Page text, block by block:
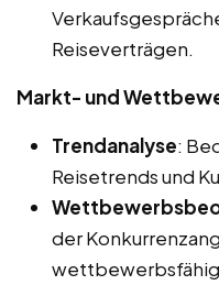
Reiseverträgen.
Markt- und
Trendanalyse:
Reisetrends und
der